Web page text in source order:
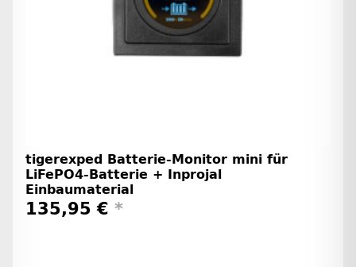
tigerexped Batterie-Monitor mini für
LiFePO4-Batterie + Inprojal
Einbaumaterial
135,95 € *